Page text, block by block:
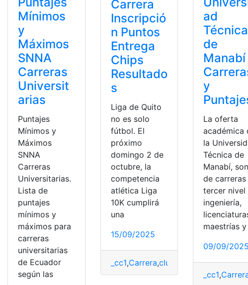
Mínimos
y
Máximos
SNNA
Carreras
Universit
arias
Puntajes
Mínimos y
Máximos
SNNA
Carreras
Universitarias.
Lista de
puntajes
mínimos y
máximos para
carreras
universitarias
de Ecuador
según las
Carrera
Inscripció
n Puntos
Entrega
Chips
Resultado
s
Liga de Quito
no es solo
fútbol. El
próximo
domingo 2 de
octubre, la
competencia
atlética Liga
10K cumplirá
una
15/09/2025
_cc1,Carrera,club deportivo Liga,
ad
Técnica
de
Manabí
y
La oferta
académica
la
Técnica de
Manabí, son
de carreras
tercer nivel
ingeniería,
maestrías y
09/09/2025
_cc1,